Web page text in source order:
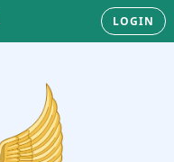
LOGIN